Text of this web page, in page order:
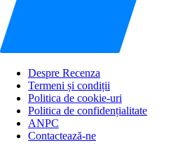
Despre Recenza
Termeni și condiții
Politica de cookie-uri
Politica de confidențialitate
ANPC
Contactează-ne